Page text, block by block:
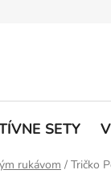
SETY
rukávom / Tričko